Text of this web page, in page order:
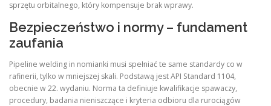
sprzętu orbitalnego, który kompensuje brak wprawy.
Bezpieczeństwo i normy – fundament
zaufania
Pipeline welding in nomianki musi spełniać te same standardy co w
rafinerii, tylko w mniejszej skali. Podstawą jest API Standard 1104,
obecnie w 22. wydaniu. Norma ta definiuje kwalifikacje spawaczy,
procedury, badania nieniszczące i kryteria odbioru dla rurociągów